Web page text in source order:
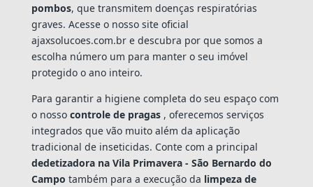
pombos, que transmitem doenças respiratórias
graves. Acesse o nosso site oficial
ajaxsolucoes.com.br e descubra por que somos a
escolha número um para manter o seu imóvel
protegido o ano inteiro.
Para garantir a higiene completa do seu espaço com
o nosso controle de pragas , oferecemos serviços
integrados que vão muito além da aplicação
tradicional de inseticidas. Conte com a principal
dedetizadora na Vila Primavera - São Bernardo do
Campo também para a execução da limpeza de